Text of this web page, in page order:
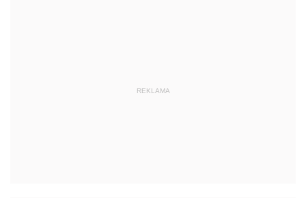
REKLAMA